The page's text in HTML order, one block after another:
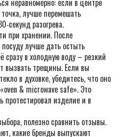
неравномерно: если в центре
лучше перемешать
разогрева.
при хранении. После
лучше дать остыть
сразу в холодную воду – резкий
вызвать трещины. Если вы
в духовке, убедитесь, что оно
& microwave safe». Это
протестировал изделие и в
полезно сравнить отзывы.
какие бренды выпускают